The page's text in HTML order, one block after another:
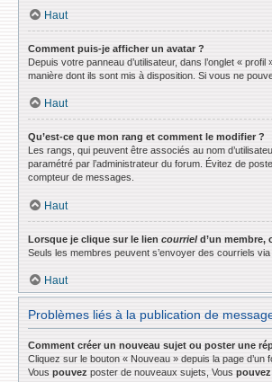
Haut
Comment puis-je afficher un avatar ?
Depuis votre panneau d’utilisateur, dans l’onglet «
manière dont ils sont mis à disposition. Si vous ne
Haut
Qu’est-ce que mon rang et comment le modifier ?
Les rangs, qui peuvent être associés au nom
paramétré par l’administrateur du forum. Évitez de
compteur de messages.
Haut
Lorsque je clique sur le lien courrield’un membre,
Seuls les membres peuvent s’envoyer des courriels
Haut
Problèmes liés à la publication de
Comment créer un nouveau sujet ou poster une
Cliquez sur le bouton « Nouveau » depuis la page
Vous pouvez poster de nouveaux sujets, Vous pouvez